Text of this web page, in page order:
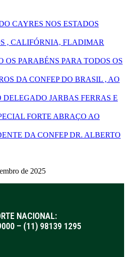
CAYRES NOS ESTADOS
, CALIFÓRNIA, FLADIMAR
OS PARABÉNS PARA TODOS OS
DA CONFEP DO BRASIL , AO
DELEGADO JARBAS FERRAS E
FORTE ABRAÇO AO
DA CONFEP DR. ALBERTO
de 2025
NACIONAL:
– (11) 98139 1295